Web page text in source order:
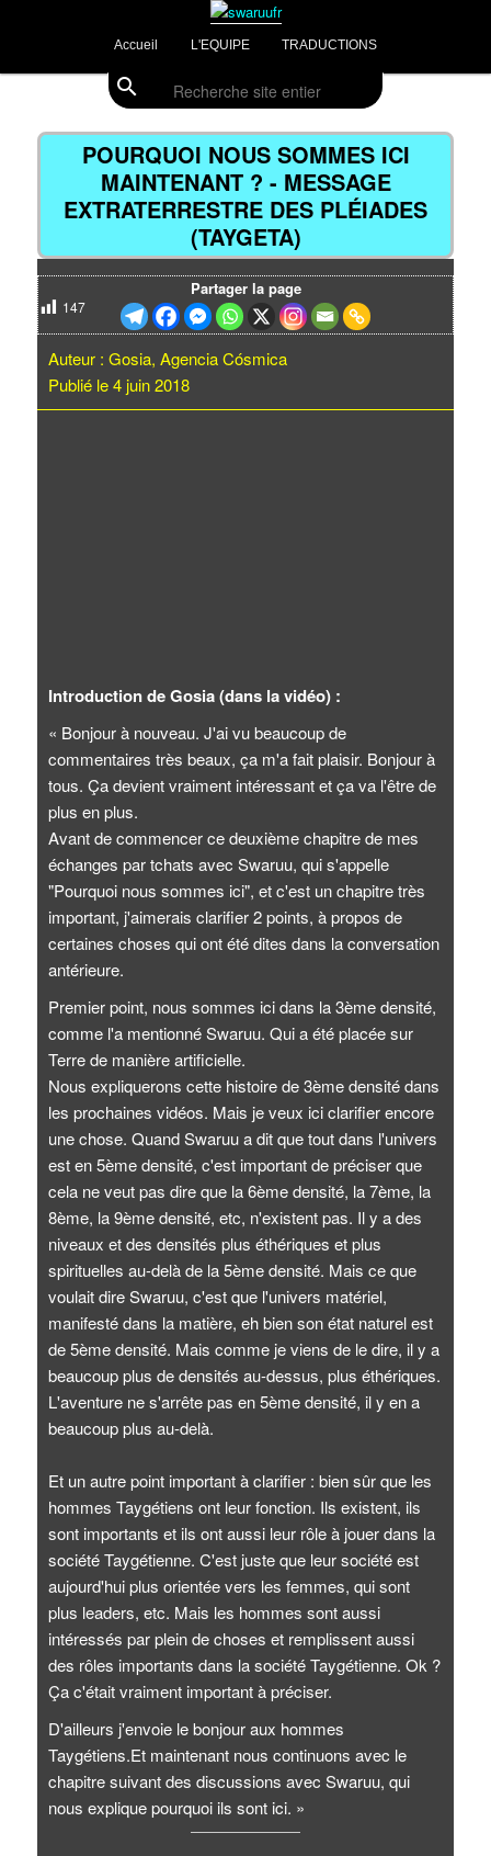
principalswaruufr
Divulgations Swaruurienne et Taygetienne
search
Accueil L'EQUIPE TRADUCTIONS
des
POURQUOI NOUS SOMMES ICI
MAINTENANT ? - MESSAGE
EXTRATERRESTRE DES PLÉIADES
(TAYGETA)
147
Partager la page
Auteur : Gosia, Agencia Cósmica
Publié le 4 juin 2018
Introduction de Gosia (dans la vidéo) :
« Bonjour à nouveau. J'ai vu beaucoup de
commentaires très beaux, ça m'a fait plaisir. Bonjour à
tous. Ça devient vraiment intéressant et ça va l'être de
plus en plus.
Avant de commencer ce deuxième chapitre de mes
échanges par tchats avec Swaruu, qui s'appelle
"Pourquoi nous sommes ici", et c'est un chapitre très
important, j'aimerais clarifier 2 points, à propos de
certaines choses qui ont été dites dans la conversation
antérieure.
Premier point, nous sommes ici dans la 3ème densité,
comme l'a mentionné Swaruu. Qui a été placée sur
Terre de manière artificielle.
Nous expliquerons cette histoire de 3ème densité dans
les prochaines vidéos. Mais je veux ici clarifier encore
une chose. Quand Swaruu a dit que tout dans l'univers
est en 5ème densité, c'est important de préciser que
cela ne veut pas dire que la 6ème densité, la 7ème, la
8ème, la 9ème densité, etc, n'existent pas. Il y a des
niveaux et des densités plus éthériques et plus
spirituelles au-delà de la 5ème densité. Mais ce que
voulait dire Swaruu, c'est que l'univers matériel,
manifesté dans la matière, eh bien son état naturel est
de 5ème densité. Mais comme je viens de le dire, il y a
beaucoup plus de densités au-dessus, plus éthériques.
L'aventure ne s'arrête pas en 5ème densité, il y en a
beaucoup plus au-delà.
Et un autre point important à clarifier : bien sûr que les
hommes Taygétiens ont leur fonction. Ils existent, ils
sont importants et ils ont aussi leur rôle à jouer dans la
société Taygétienne. C'est juste que leur société est
aujourd'hui plus orientée vers les femmes, qui sont
plus leaders, etc. Mais les hommes sont aussi
intéressés par plein de choses et remplissent aussi
des rôles importants dans la société Taygétienne. Ok ?
Ça c'était vraiment important à préciser.
D'ailleurs j'envoie le bonjour aux hommes
Taygétiens.Et maintenant nous continuons avec le
chapitre suivant des discussions avec Swaruu, qui
nous explique pourquoi ils sont ici. »